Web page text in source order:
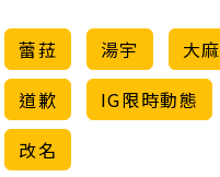
蕾菈 湯宇 大麻
道歉
IG限時動態
改名